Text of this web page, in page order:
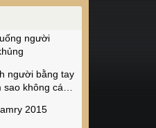
người
người bằng tay
không các
2015